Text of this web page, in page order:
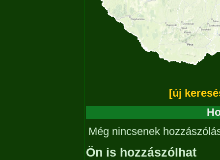
[új
Még nincsenek
Ön is hozzászólhat